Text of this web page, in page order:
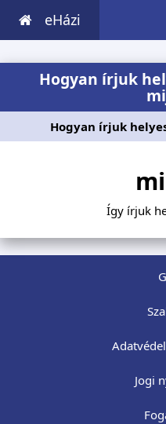
eHázi
Hogyan írjuk
Hogyan írjuk
Így írjuk
Jogi